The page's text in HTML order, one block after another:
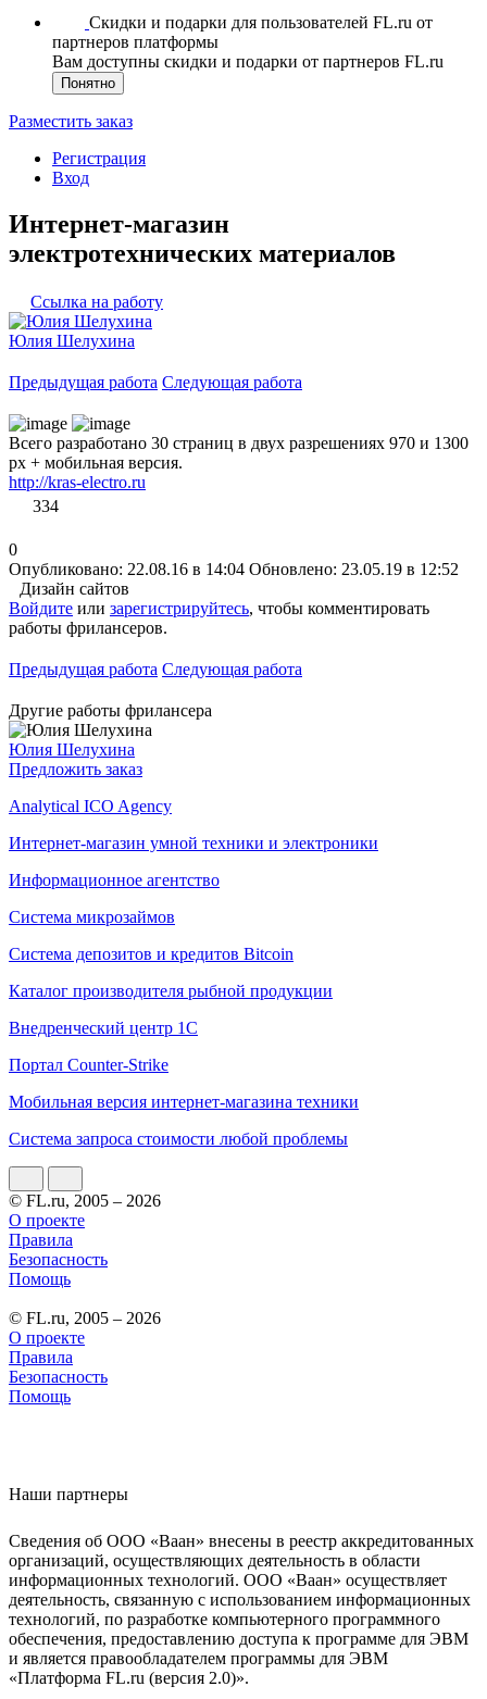
Скидки и подарки для пользователей FL.ru от
партнеров платформы
Вам доступны скидки и подарки от партнеров FL.ru
Понятно
Разместить заказ
Регистрация
Вход
Интернет-магазин
электротехнических материалов
Ссылка на работу
Юлия Шелухина
Предыдущая работа Следующая работа
Всего разработано 30 страниц в двух разрешениях 970 и 1300
px + мобильная версия.
http://kras-electro.ru
334
0
Опубликовано: 22.08.16 в 14:04 Обновлено: 23.05.19 в 12:52
Дизайн сайтов
Войдите или зарегистрируйтесь, чтобы комментировать
работы фрилансеров.
Предыдущая работа Следующая работа
Другие работы фрилансера
Юлия Шелухина
Предложить заказ
Analytical ICO Agency
Интернет-магазин умной техники и электроники
Информационное агентство
Система микрозаймов
Система депозитов и кредитов Bitcoin
Каталог производителя рыбной продукции
Внедренческий центр 1С
Портал Counter-Strike
Мобильная версия интернет-магазина техники
Cистема запроса стоимости любой проблемы
© FL.ru, 2005 – 2026
О проекте
Правила
Безопасность
Помощь
© FL.ru, 2005 – 2026
О проекте
Правила
Безопасность
Помощь
Наши партнеры
Сведения об ООО «Ваан» внесены в реестр аккредитованных
организаций, осуществляющих деятельность в области
информационных технологий. ООО «Ваан» осуществляет
деятельность, связанную с использованием информационных
технологий, по разработке компьютерного программного
обеспечения, предоставлению доступа к программе для ЭВМ
и является правообладателем программы для ЭВМ
«Платформа FL.ru (версия 2.0)».